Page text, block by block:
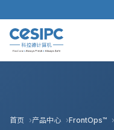
首页 产品中心 FrontOps™